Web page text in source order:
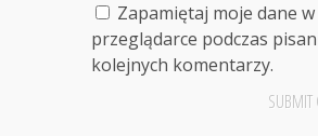
Zapamiętaj moje dane
przeglądarce podczas
kolejnych komentarzy.